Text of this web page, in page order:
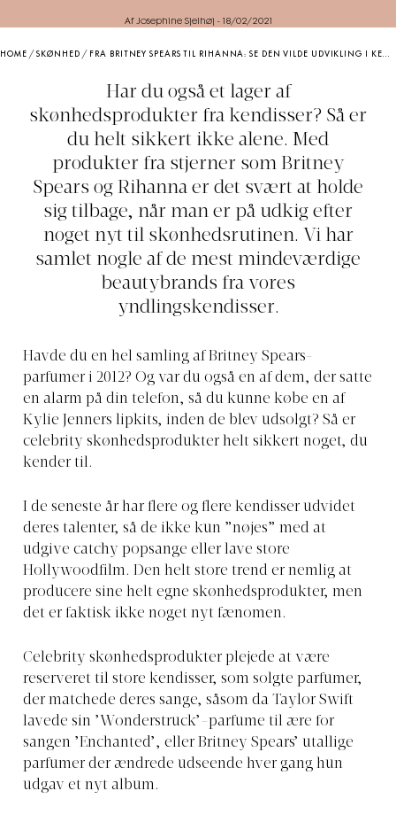
Af Josephine Sjelhøj - 18/02/2021
HOME /SKØNHED / FRA BRITNEY SPEARS TIL RIHANNA: SE DEN VILDE UDVIKLING I KENDISSERNES BEAUTYBRANDS
Har du også et lager af
skønhedsprodukter fra kendisser? Så er
du helt sikkert ikke alene. Med
produkter fra stjerner som Britney
Spears og Rihanna er det svært at holde
sig tilbage, når man er på udkig efter
noget nyt til skønhedsrutinen. Vi har
samlet nogle af de mest mindeværdige
beautybrands fra vores
yndlingskendisser.
Havde du en hel samling af Britney Spears-
parfumer i 2012? Og var du også en af dem, der satte
en alarm på din telefon, så du kunne købe en af
Kylie Jenners lipkits, inden de blev udsolgt? Så er
celebrity skønhedsprodukter helt sikkert noget, du
kender til.
I de seneste år har flere og flere kendisser udvidet
deres talenter, så de ikke kun ”nøjes” med at
udgive catchy popsange eller lave store
Hollywoodfilm. Den helt store trend er nemlig at
producere sine helt egne skønhedsprodukter, men
det er faktisk ikke noget nyt fænomen.
Celebrity skønhedsprodukter plejede at være
reserveret til store kendisser, som solgte parfumer,
der matchede deres sange, såsom da Taylor Swift
lavede sin ’Wonderstruck’-parfume til ære for
sangen ’Enchanted’, eller Britney Spears’ utallige
parfumer der ændrede udseende hver gang hun
udgav et nyt album.